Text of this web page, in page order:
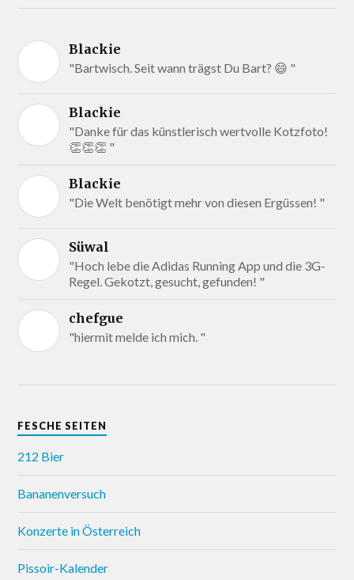
Blackie
"Bartwisch. Seit wann trägst Du Bart? 😄 "
Blackie
"Danke für das künstlerisch wertvolle Kotzfoto!
👏👏👏 "
Blackie
"Die Welt benötigt mehr von diesen Ergüssen! "
Süwal
"Hoch lebe die Adidas Running App und die 3G-
Regel. Gekotzt, gesucht, gefunden! "
chefgue
"hiermit melde ich mich. "
FESCHE SEITEN
212 Bier
Bananenversuch
Konzerte in Österreich
Pissoir-Kalender